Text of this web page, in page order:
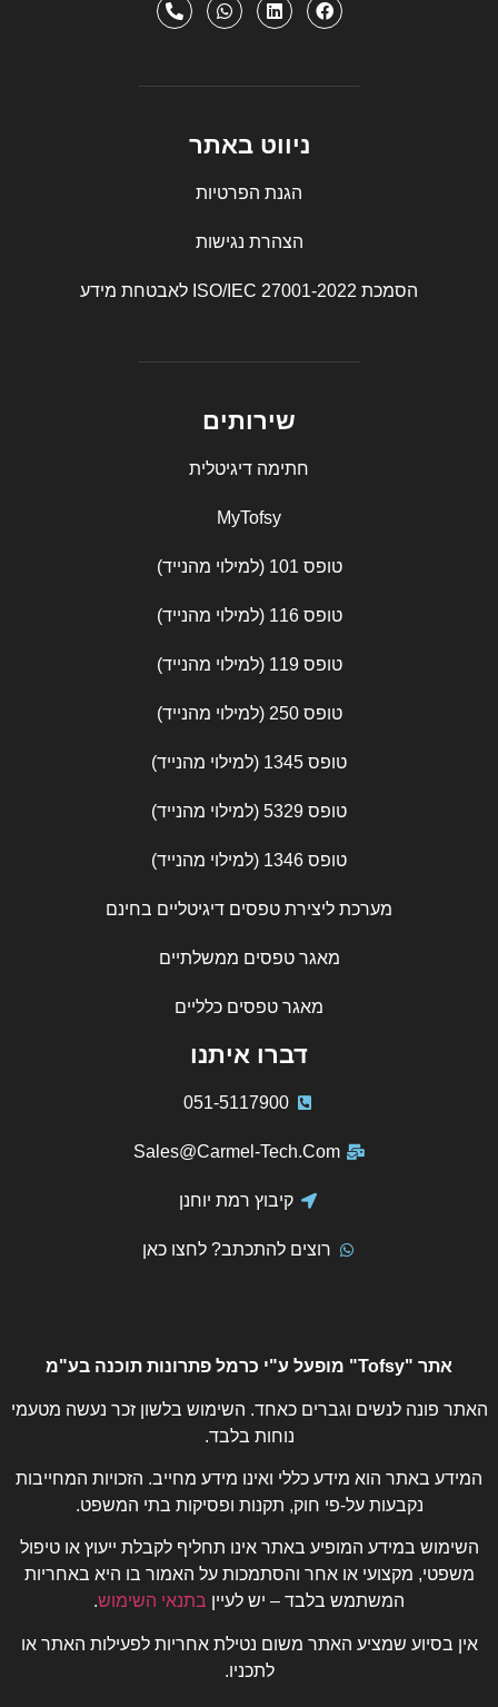
ניווט באתר
הגנת הפרטיות
הצהרת נגישות
הסמכת ISO/IEC 27001-2022 לאבטחת מידע
שירותים
חתימה דיגיטלית
MyTofsy
טופס 101 (למילוי מהנייד)
טופס 116 (למילוי מהנייד)
טופס 119 (למילוי מהנייד)
טופס 250 (למילוי מהנייד)
טופס 1345 (למילוי מהנייד)
טופס 5329 (למילוי מהנייד)
טופס 1346 (למילוי מהנייד)
מערכת ליצירת טפסים דיגיטליים בחינם
מאגר טפסים ממשלתיים
מאגר טפסים כלליים
דברו איתנו
051-5117900
Sales@Carmel-Tech.Com
קיבוץ רמת יוחנן
רוצים להתכתב? לחצו כאן
אתר "Tofsy" מופעל ע"י כרמל פתרונות תוכנה בע"מ
האתר פונה לנשים וגברים כאחד. השימוש בלשון זכר נעשה מטעמי
נוחות בלבד.
המידע באתר הוא מידע כללי ואינו מידע מחייב. הזכויות המחייבות
נקבעות על-פי חוק, תקנות ופסיקות בתי המשפט.
השימוש במידע המופיע באתר אינו תחליף לקבלת ייעוץ או טיפול
משפטי, מקצועי או אחר והסתמכות על האמור בו היא באחריות
המשתמש בלבד – יש לעיין בתנאי השימוש.
אין בסיוע שמציע האתר משום נטילת אחריות לפעילות האתר או
לתכניו.